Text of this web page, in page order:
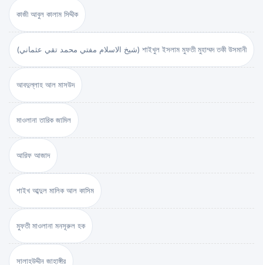
কাজী আবুল কালাম সিদ্দীক
(شيخ الاسلام مفتي محمد تقي عثماني) শাইখুল ইসলাম মুফতী মুহাম্মদ তকী উসমানী
আবদুল্লাহ আল মাসউদ
মাওলানা তারিক জামিল
আরিফ আজাদ
শাইখ আব্দুল মালিক আল কাসিম
মুফতী মাওলানা মনসূরুল হক
সালাহউদ্দীন জাহাঙ্গীর